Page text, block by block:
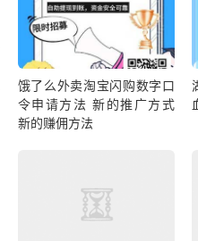
饿了么外卖淘宝闪购数字口
令申请方法 新的推广方式
新的赚佣方法